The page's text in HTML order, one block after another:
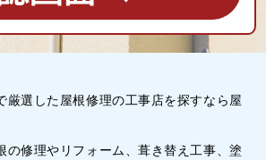
厳選した屋根修理の工事店を探すなら屋
の修理やリフォーム、葺き替え工事、塗